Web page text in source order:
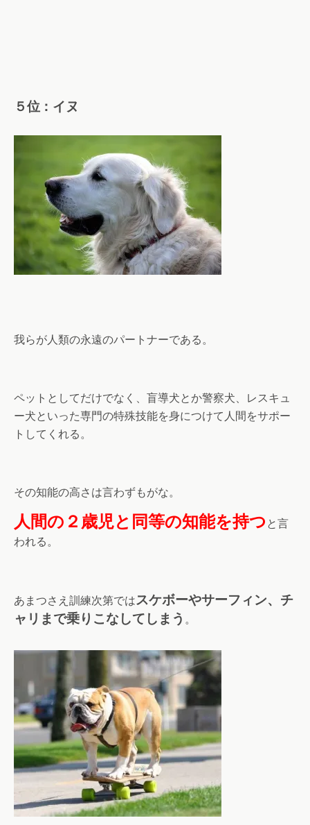
５位：イヌ
我らが人類の永遠のパートナーである。
ペットとしてだけでなく、盲導犬とか警察犬、レスキュ
ー犬といった専門の特殊技能を身につけて人間をサポー
トしてくれる。
その知能の高さは言わずもがな。
人間の２歳児と同等の知能を持つ と言
われる。
あまつさえ訓練次第ではスケボーやサーフィン、チ
ャリまで乗りこなしてしまう 。